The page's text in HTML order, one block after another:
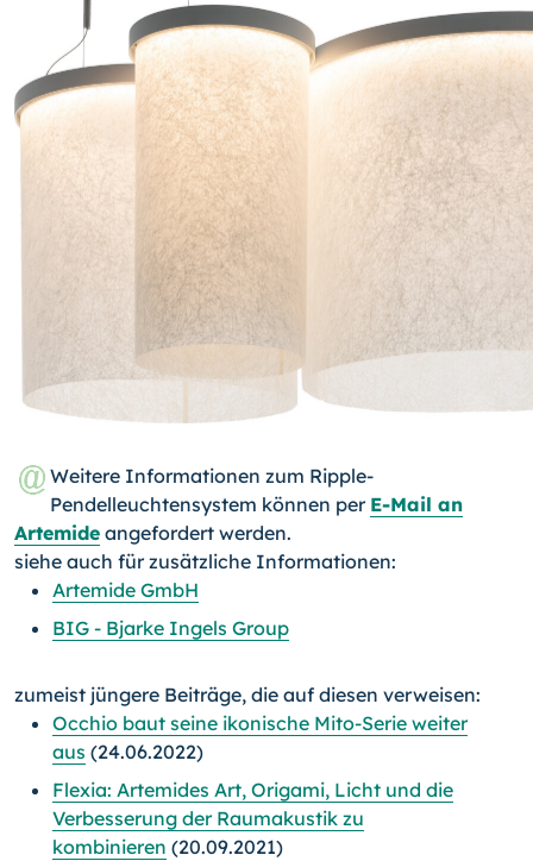
Weitere Informationen zum Ripple-
Pendelleuchtensystem können per E-Mail an
Artemide angefordert werden.
siehe auch für zusätzliche Informationen:
Artemide GmbH
BIG - Bjarke Ingels Group
zumeist jüngere Beiträge, die auf diesen verweisen:
Occhio baut seine ikonische Mito-Serie weiter
aus (24.06.2022)
Flexia: Artemides Art, Origami, Licht und die
Verbesserung der Raumakustik zu
kombinieren (20.09.2021)